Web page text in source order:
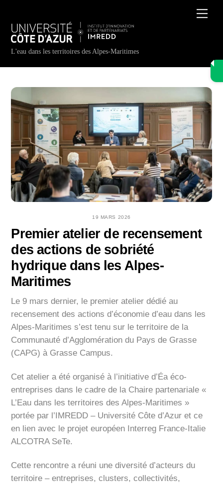
content
L'eau dans les territoires des Alpes-Maritimes
19 MARS 2026
Premier atelier de recensement
des actions de sobriété
hydrique dans les Alpes-
Maritimes
Le 9 mars dernier, le premier atelier dédié au
recensement des actions d’économie d’eau dans les
Alpes-Maritimes s’est tenu sur le territoire de la
Communauté d’Agglomération du Pays de Grasse
(CAPG) à Grasse Campus.
Cet atelier a été organisé à l’initiative d’Éa éco-
entreprises dans le cadre de la Chaire partenariale «
L’Eau dans les territoires des Alpes-Maritimes »
portée par l’IMREDD – Université Côte d’Azur et ce
en lien avec le projet européen Interreg France-Italie
ALCOTRA SeTe.
Cette rencontre a réuni une diversité d’acteurs du
territoire – entreprises, clusters, collectivités,